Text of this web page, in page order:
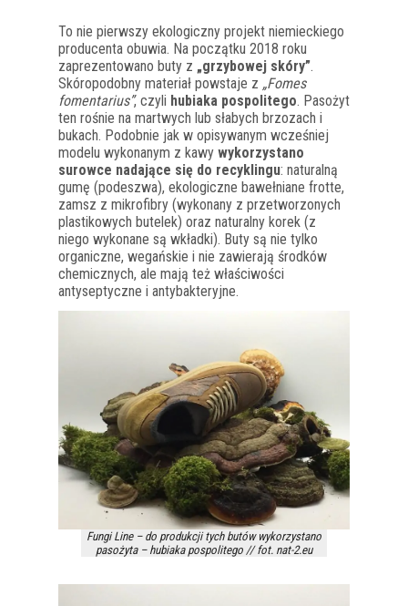
To nie pierwszy ekologiczny projekt niemieckiego
producenta obuwia. Na początku 2018 roku
zaprezentowano buty z „grzybowej skóry”.
Skóropodobny materiał powstaje z „Fomes
fomentarius”, czyli hubiaka pospolitego. Pasożyt
ten rośnie na martwych lub słabych brzozach i
bukach. Podobnie jak w opisywanym wcześniej
modelu wykonanym z kawy wykorzystano
surowce nadające się do recyklingu: naturalną
gumę (podeszwa), ekologiczne bawełniane frotte,
zamsz z mikrofibry (wykonany z przetworzonych
plastikowych butelek) oraz naturalny korek (z
niego wykonane są wkładki). Buty są nie tylko
organiczne, wegańskie i nie zawierają środków
chemicznych, ale mają też właściwości
antyseptyczne i antybakteryjne.
Fungi Line – do produkcji tych butów wykorzystano
pasożyta – hubiaka pospolitego // fot. nat-2.eu